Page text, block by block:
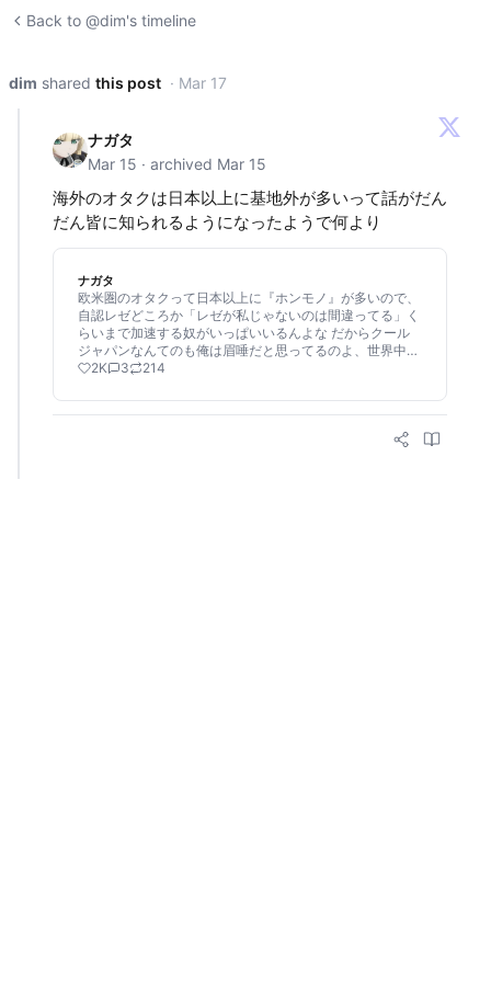
Back to @dim's timeline
dim shared this post · Mar 17
ナガタ
Mar 15 · archived Mar 15
海外のオタクは日本以上に基地外が多いって話がだん
だん皆に知られるようになったようで何より
ナガタ
欧米圏のオタクって日本以上に『ホンモノ』が多いので、
自認レゼどころか「レゼが私じゃないのは間違ってる」く
らいまで加速する奴がいっぱいいるんよな だからクール
ジャパンなんてのも俺は眉唾だと思ってるのよ、世界中の
認知がおかしい人を集めて(秘封CD)って状態だから
2K 3 214